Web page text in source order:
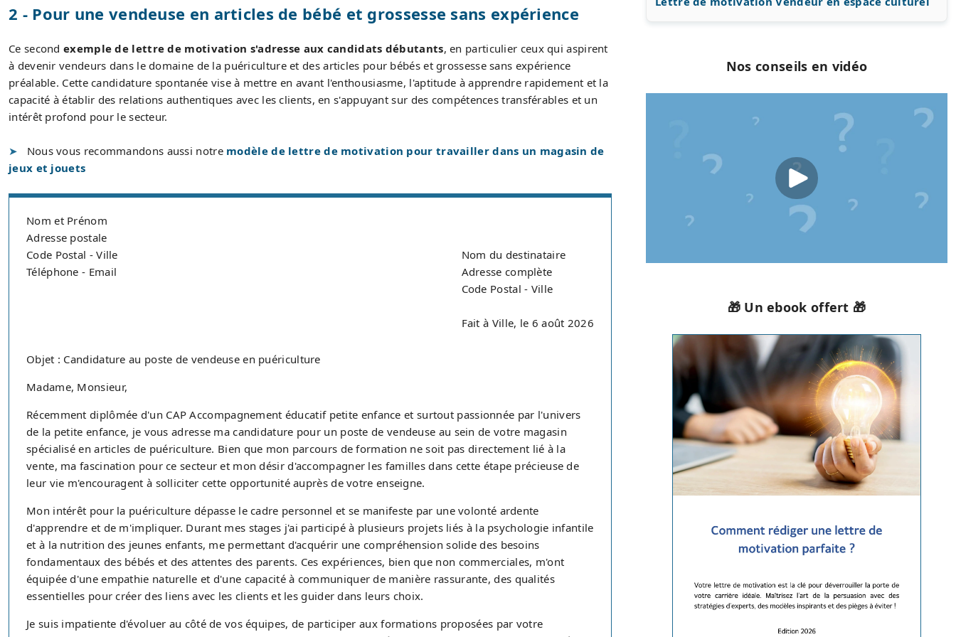
2 - Pour une vendeuse en articles de bébé et grossesse sans expérience
Ce second exemple de lettre de motivation s'adresse aux candidats débutants, en particulier ceux qui aspirent
à devenir vendeurs dans le domaine de la puériculture et des articles pour bébés et grossesse sans expérience
préalable. Cette candidature spontanée vise à mettre en avant l'enthousiasme, l'aptitude à apprendre rapidement et la
capacité à établir des relations authentiques avec les clients, en s'appuyant sur des compétences transférables et un
intérêt profond pour le secteur.
Nous vous recommandons aussi notre modèle de lettre de motivation pour travailler dans un magasin de
jeux et jouets
Nom et Prénom
Adresse postale
Code Postal - Ville
Téléphone - Email
Nom du destinataire
Adresse complète
Code Postal - Ville
Fait à Ville, le 6 août 2026
Objet : Candidature au poste de vendeuse en puériculture
Madame, Monsieur,
Récemment diplômée d'un CAP Accompagnement éducatif petite enfance et surtout passionnée par l'univers
de la petite enfance, je vous adresse ma candidature pour un poste de vendeuse au sein de votre magasin
spécialisé en articles de puériculture. Bien que mon parcours de formation ne soit pas directement lié à la
vente, ma fascination pour ce secteur et mon désir d'accompagner les familles dans cette étape précieuse de
leur vie m'encouragent à solliciter cette opportunité auprès de votre enseigne.
Mon intérêt pour la puériculture dépasse le cadre personnel et se manifeste par une volonté ardente
d'apprendre et de m'impliquer. Durant mes stages j'ai participé à plusieurs projets liés à la psychologie infantile
et à la nutrition des jeunes enfants, me permettant d'acquérir une compréhension solide des besoins
fondamentaux des bébés et des attentes des parents. Ces expériences, bien que non commerciales, m'ont
équipée d'une empathie naturelle et d'une capacité à communiquer de manière rassurante, des qualités
essentielles pour créer des liens avec les clients et les guider dans leurs choix.
Je suis impatiente d'évoluer au côté de vos équipes, de participer aux formations proposées par votre
Nos conseils en vidéo
🎁 Un ebook offert 🎁